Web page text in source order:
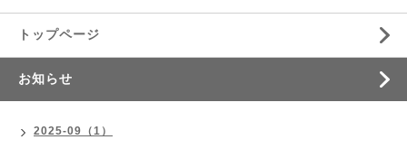
トップページ
お知らせ
2025-09（1）